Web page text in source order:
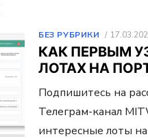
БЕЗ РУБРИКИ
КАК ПЕРВЫМ
ЛОТАХ НА
Подпишитесь на
Телеграм-канал
интересные лоты